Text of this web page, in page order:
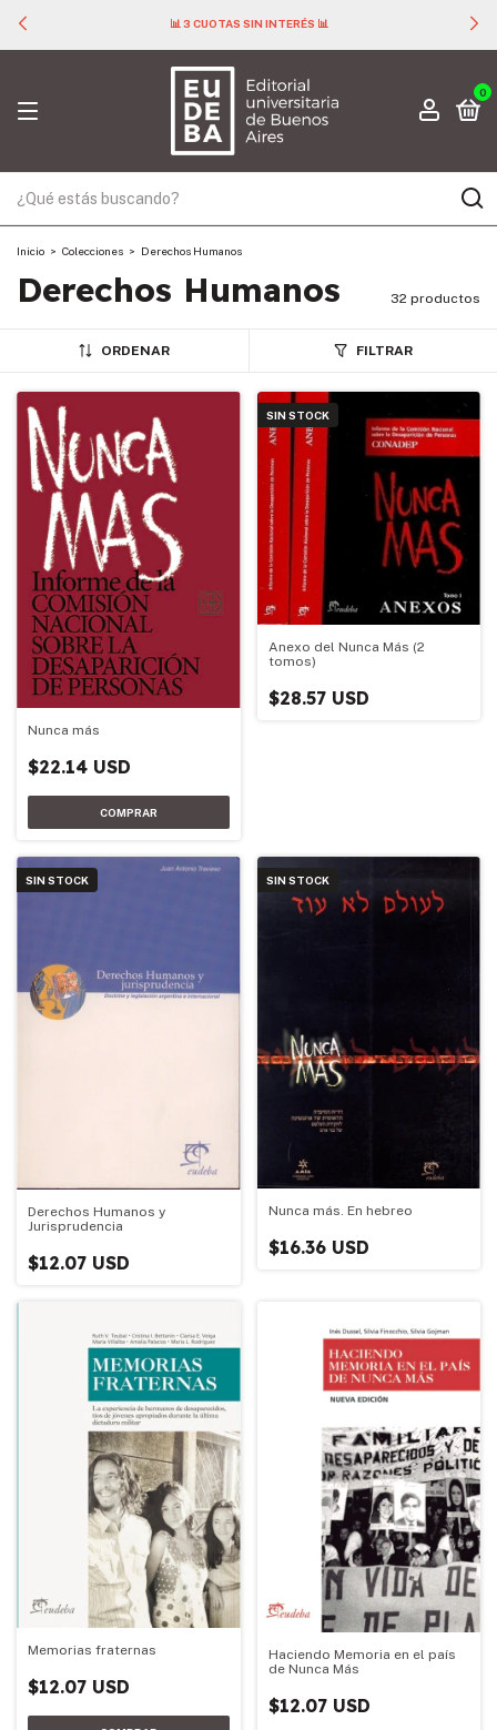
📊 3 CUOTAS SIN INTERÉS 📊
0
Inicio > Colecciones > Derechos Humanos
Derechos Humanos 32 productos
ORDENAR FILTRAR
Nunca más
$22.14 USD
SIN STOCK
Anexo del Nunca Más (2
tomos)
$28.57 USD
SIN STOCK
Derechos Humanos y
Jurisprudencia
$12.07 USD
SIN STOCK
Nunca más. En hebreo
$16.36 USD
Memorias fraternas
$12.07 USD
Haciendo Memoria en el país
de Nunca Más
$12.07 USD